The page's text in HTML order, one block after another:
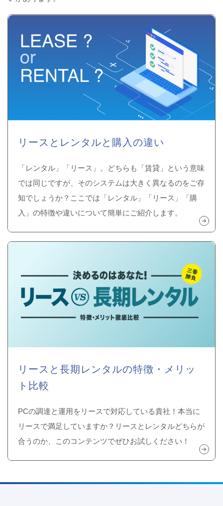
リースとレンタルと購入の違い
「レンタル」「リース」。どちらも「賃貸」という意味
では同じですが、そのシステムは大きく異なるのをご存
知でしょうか？ここでは「レンタル」「リース」「購
入」の特徴や違いについて簡単にご紹介します。
リースと長期レンタルの特徴・メリッ
ト比較
PCの調達と運用をリースで対応している貴社！本当に
リースで満足していますか？リースとレンタルどちらが
合うのか、このコンテンツでぜひお試しください！